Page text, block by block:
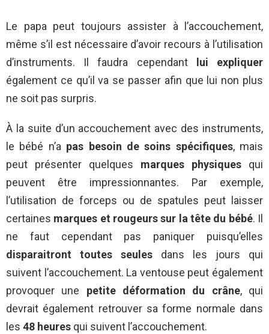
Le papa peut toujours assister à l’accouchement,
même s’il est nécessaire d’avoir recours à l’utilisation
d’instruments. Il faudra cependantlui expliquer
également ce qu’il va se passer afin que lui non plus
ne soit pas surpris.
À la suite d’un accouchement avec des instruments,
le bébé n’a pas besoin de soins spécifiques, mais
peut présenter quelques marques physiques qui
peuvent être impressionnantes. Par exemple,
l’utilisation de forceps ou de spatules peut laisser
certaines marques et rougeurs sur la tête du bébé. Il
ne faut cependant pas paniquer puisqu’elles
disparaitront toutes seules dans les jours qui
suivent l’accouchement. La ventouse peut également
provoquer une petite déformation du crâne, qui
devrait également retrouver sa forme normale dans
les 48 heures qui suivent l’accouchement.